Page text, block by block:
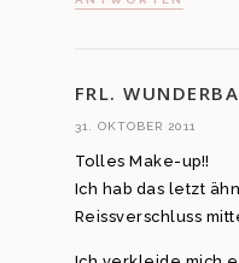
FRL.
31. OKTOBER 2011
Tolles Make-up!!
Ich hab das letzt
Reissverschluss